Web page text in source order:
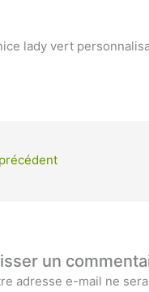
lady vert
un
adresse e-mail ne